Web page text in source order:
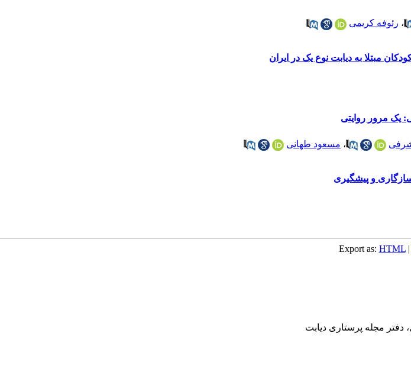
، رئوفه کریمی
مبتلا به دیابت نوع یک در ایران
یک مرور روایتی
، مسعود طهانی
سازگاری و پیشگیری
Export as: HTML|